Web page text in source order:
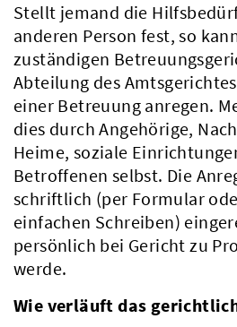
Stellt jemand die
anderen Person fest, so
zuständigen
Abteilung des
einer Betreuung anregen.
dies durch Angehörige,
Heime, soziale
Betroffenen selbst. Die
schriftlich (per Formular
einfachen Schreiben)
persönlich bei Gericht zu
werde.
Wie verläuft das